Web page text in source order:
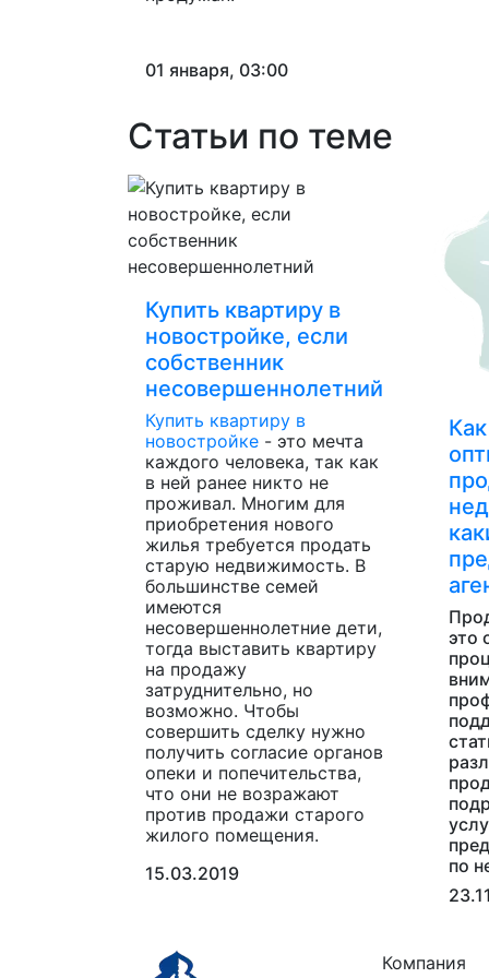
01 января, 03:00
Статьи по теме
Купить квартиру в
новостройке, если
собственник
несовершеннолетний
Купить квартиру в
новостройке - это мечта
каждого человека, так как
в ней ранее никто не
проживал. Многим для
приобретения нового
жилья требуется продать
старую недвижимость. В
большинстве семей
имеются
несовершеннолетние дети,
тогда выставить квартиру
на продажу
затруднительно, но
возможно. Чтобы
совершить сделку нужно
получить согласие органов
опеки и попечительства,
что они не возражают
против продажи старого
жилого помещения.
15.03.2019
это
по
Компания